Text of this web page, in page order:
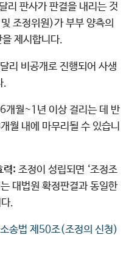
리 판사가 판결을 내리는 것
조정위원)가 부부 양측의
제시합니다.
리 비공개로 진행되어 사생
.
개월~1년 이상 걸리는 데 반
월 내에 마무리될 수 있습니
력: 조정이 성립되면 ‘조정조
대법원 확정판결과 동일한
.
송법 제50조(조정의 신청)